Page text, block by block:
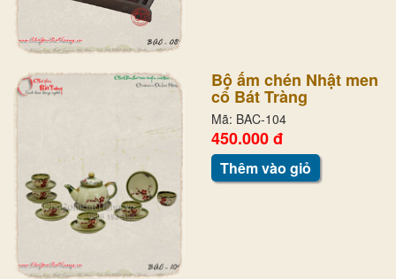
Bộ ấm chén Nhật men
cổ Bát Tràng
Mã: BAC-104
450.000 đ
Thêm vào giỏ